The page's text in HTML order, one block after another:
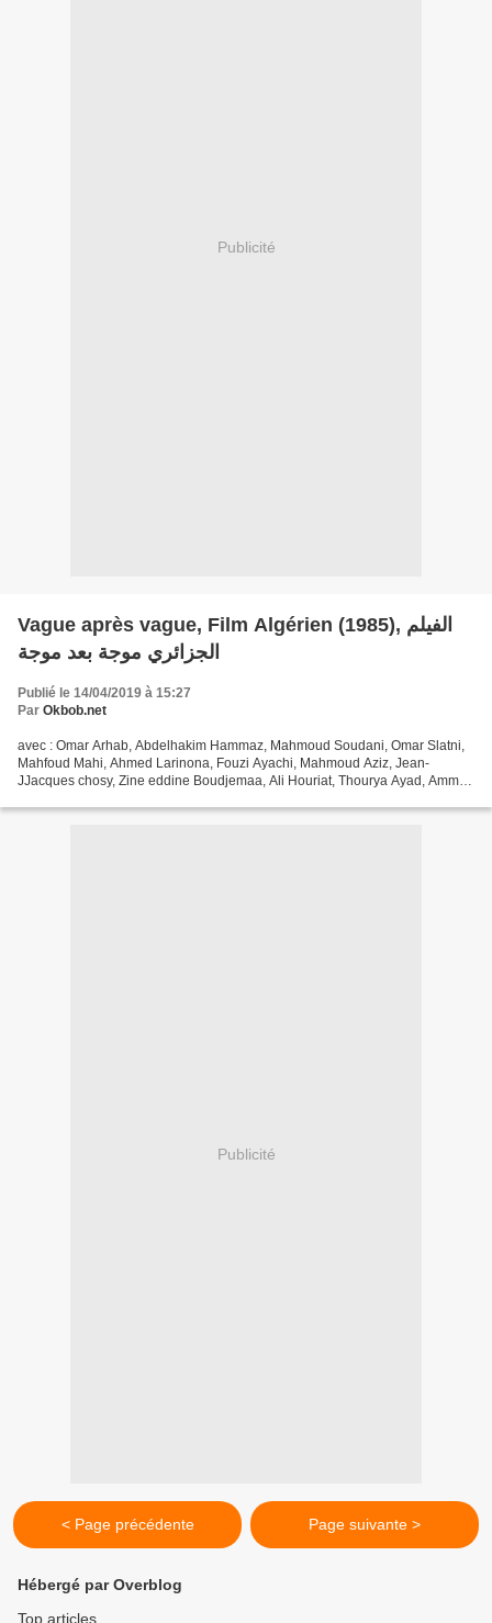
Publicité
Vague après vague, Film Algérien (1985), الفيلم
الجزائري موجة بعد موجة
Publié le 14/04/2019 à 15:27
Par Okbob.net
avec : Omar Arhab, Abdelhakim Hammaz, Mahmoud Soudani, Omar Slatni,
Mahfoud Mahi, Ahmed Larinona, Fouzi Ayachi, Mahmoud Aziz, Jean-
JJacques chosy, Zine eddine Boudjemaa, Ali Houriat, Thourya Ayad, Ammar
Publicité
< Page précédente Page suivante >
Hébergé par Overblog
Top articles